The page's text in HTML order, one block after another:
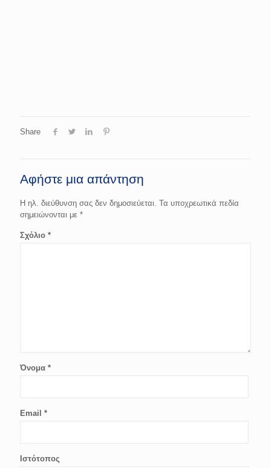
Share
Αφήστε μια απάντηση
Η ηλ. διεύθυνση σας δεν δημοσιεύεται. Τα υποχρεωτικά πεδία
σημειώνονται με *
Σχόλιο *
Όνομα *
Email *
Ιστότοπος